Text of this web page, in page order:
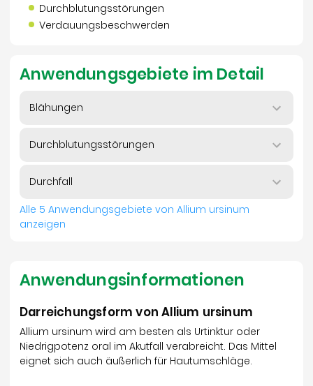
Durchblutungsstörungen
Verdauungsbeschwerden
Anwendungsgebiete im Detail
Blähungen
Durchblutungsstörungen
Durchfall
Alle 5 Anwendungsgebiete von Allium ursinum
anzeigen
Anwendungsinformationen
Darreichungsform von Allium ursinum
Allium ursinum wird am besten als Urtinktur oder
Niedrigpotenz oral im Akutfall verabreicht. Das Mittel
eignet sich auch äußerlich für Hautumschläge.